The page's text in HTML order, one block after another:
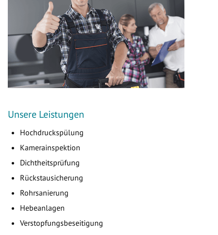
Unsere Leistungen
Hochdruckspülung
Kamerainspektion
Dichtheitsprüfung
Rückstausicherung
Rohrsanierung
Hebeanlagen
Verstopfungsbeseitigung